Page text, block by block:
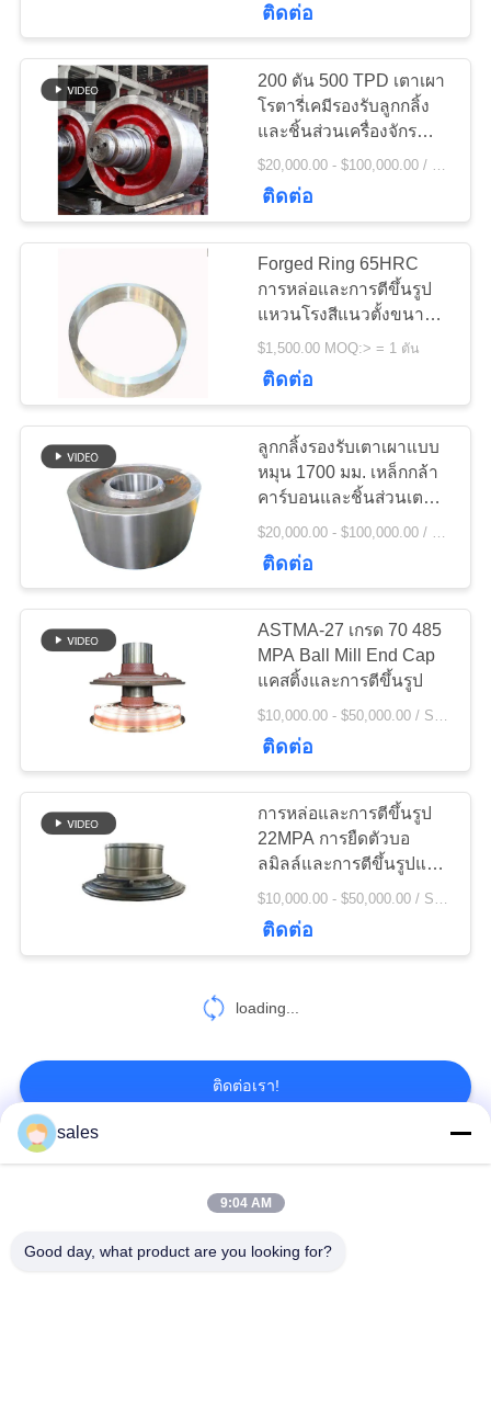
ขอ
ใบ
เสนอ
ราคา
เว็บไซต์
PRIVACY
POLICY
เตาเผาแบบหมุน
ซีเมนต์
โรงบดแร่
268
เครื่องบดหิน
236
อะไหล่เครื่องจักรทำ
เหมือง
144
CITIC HIC ชิ้นส่วน
เครื่องจักร
68
แกว่งแบริ่งแหวน
ติดต่อ
200 ตัน 500 TPD เตาเผา
โรตารี่เคมีรองรับลูกกลิ้ง
และชิ้นส่วนเครื่องจักร
โรงงานปูนซีเมนต์
$20,000.00 - $100,000.00 / Set MOQ:1 ตั้ง / ชุด
ติดต่อ
Forged Ring 65HRC
การหล่อและการตีขึ้นรูป
แหวนโรงสีแนวตั้งขนาด
ใหญ่
$1,500.00 MOQ:> = 1 ตัน
ติดต่อ
ลูกกลิ้งรองรับเตาเผาแบบ
หมุน 1700 มม. เหล็กกล้า
คาร์บอนและชิ้นส่วนเตา
เผาซีเมนต์
ติดต่อ
ASTMA-27 เกรด 70 485
MPA Ball Mill End Cap
แคสติ้งและการตีขึ้นรูป
$10,000.00 - $50,000.00 / Set MOQ:1 ตั้ง / ชุด
ติดต่อ
การหล่อและการตีขึ้นรูป
22MPA การยืดตัวบอ
ลมิลล์และการตีขึ้นรูปและ
ฝาท้ายมิลล์และปลายมิลล์
$10,000.00 - $50,000.00 / Set MOQ:1 ตั้ง / ชุด
ติดต่อ
loading...
ติดต่อเรา!
หมวดหมู่ยอดนิยม
Gears ปีกนก เฟืองเฟืองเกียร์เอียง
sales
9:04 AM
Good day, what product are you looking for?